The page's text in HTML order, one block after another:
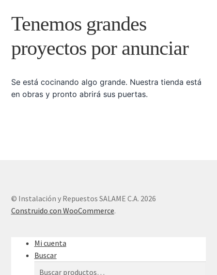
Mi cuenta
Nosotros
Sample Page
Tenemos grandes
proyectos por anunciar
Se está cocinando algo grande. Nuestra tienda está
en obras y pronto abrirá sus puertas.
© Instalación y Repuestos SALAME C.A. 2026
Construido con WooCommerce.
Mi cuenta
Buscar